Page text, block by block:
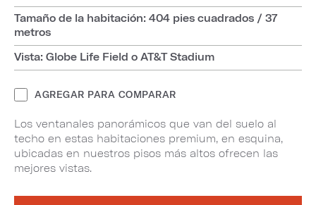
Tamaño de la habitación: 404 pies cuadrados / 37
metros
Vista: Globe Life Field o AT&T Stadium
AGREGAR PARA COMPARAR
Los ventanales panorámicos que van del suelo al
techo en estas habitaciones premium, en esquina,
ubicadas en nuestros pisos más altos ofrecen las
mejores vistas.